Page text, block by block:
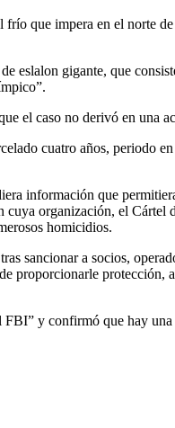
que impera en el norte
eslalon gigante, que
el caso no derivó en una
cuatro años, periodo en
información que
cuya organización, el Cártel
homicidios.
sancionar a socios,
proporcionarle protección,
FBI” y confirmó que hay una